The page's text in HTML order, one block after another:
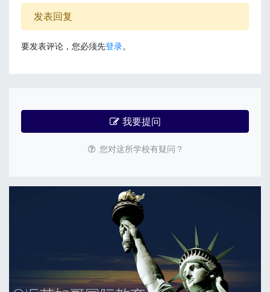
发表回复
要发表评论，您必须先登录。
我要提问
您对这所学校有疑问？